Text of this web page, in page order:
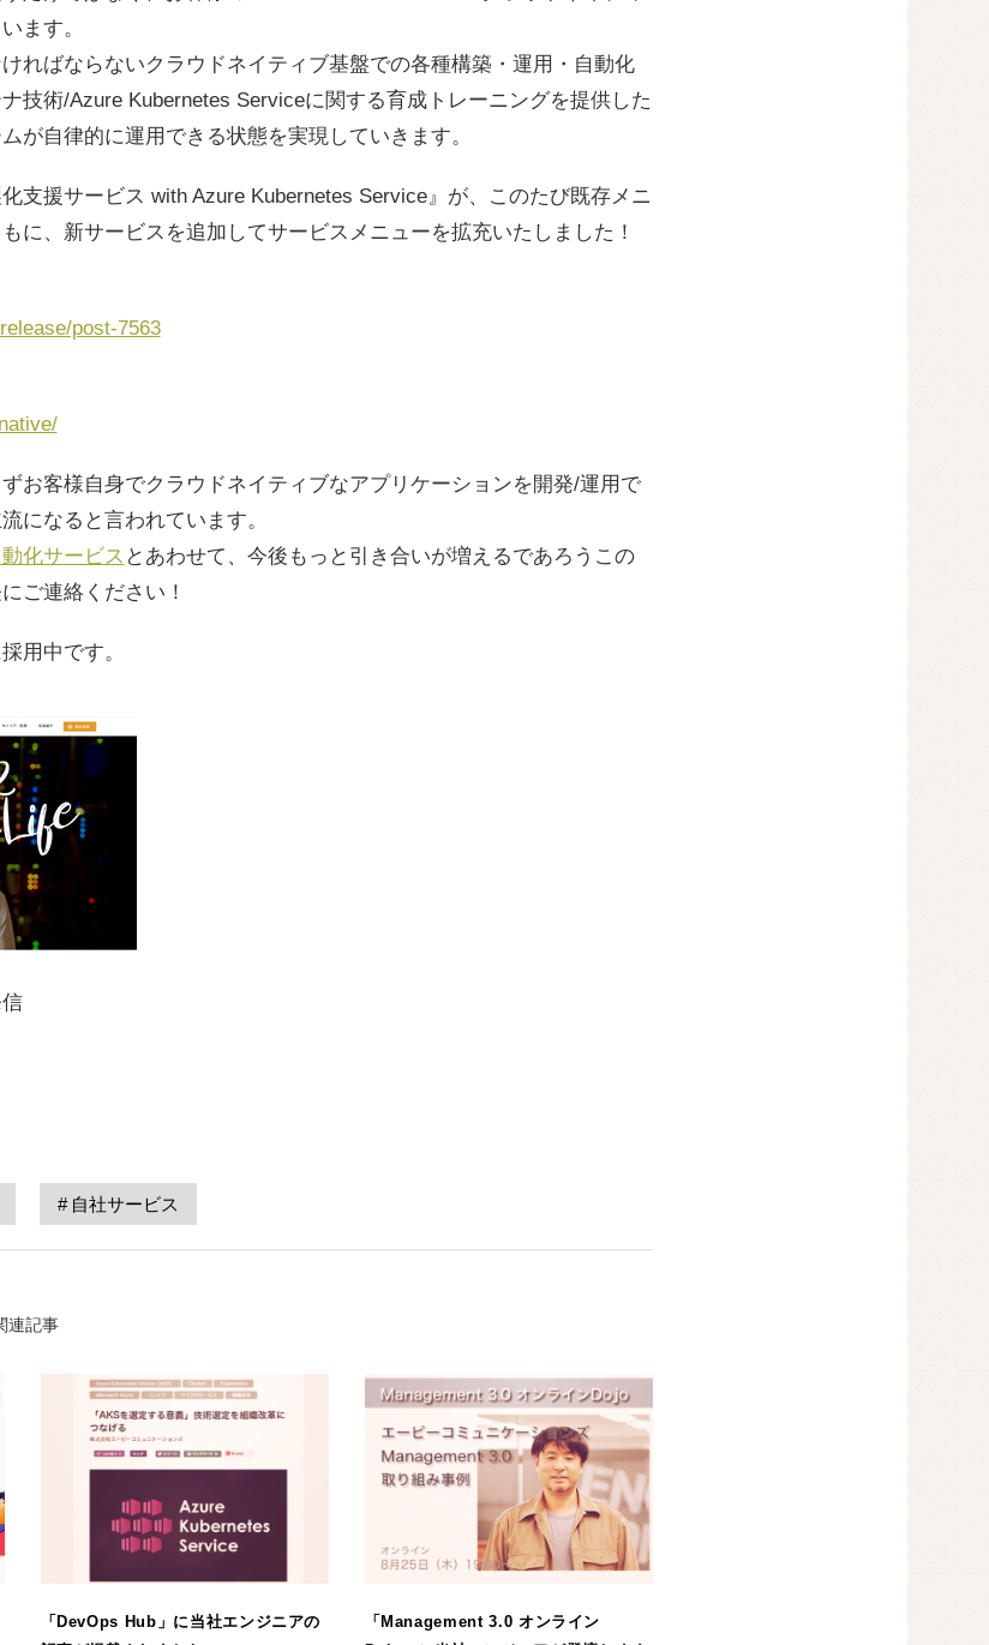
ます。
ればならないクラウドネイティブ基盤での各種構築・運用・自動化
技術/Azure Kubernetes Serviceに関する育成トレーニングを提供した
が自律的に運用できる状態を実現していきます。
支援サービス with Azure Kubernetes Service』が、このたび既存メニ
に、新サービスを追加してサービスメニューを拡充いたしました！
post-7563
お客様自身でクラウドネイティブなアプリケーションを開発/運用で
になると言われています。
化サービス とあわせて、今後もっと引き合いが増えるであろうこの
ご連絡ください！
用中です。
自社サービス
連記事
「DevOps Hub」に当社エンジニアの
「Management 3.0 オンライン